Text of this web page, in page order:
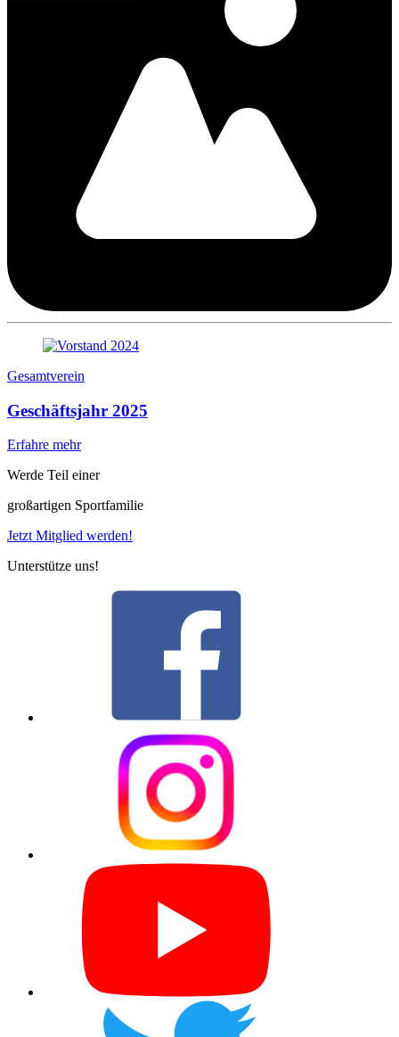
Gesamtverein
Geschäftsjahr 2025
Erfahre mehr
Werde Teil einer
großartigen Sportfamilie
Jetzt Mitglied werden!
Unterstütze uns!